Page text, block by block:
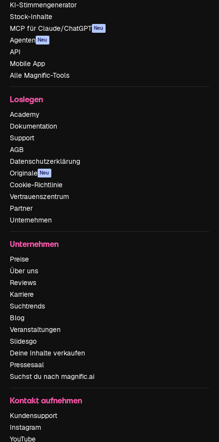
KI-Stimmengenerator
Stock-Inhalte
MCP für Claude/ChatGPT Neu
Agenten Neu
API
Mobile App
Alle Magnific-Tools
Loslegen
Academy
Dokumentation
Support
AGB
Datenschutzerklärung
Originale Neu
Cookie-Richtlinie
Vertrauenszentrum
Partner
Unternehmen
Unternehmen
Preise
Über uns
Reviews
Karriere
Suchtrends
Blog
Veranstaltungen
Slidesgo
Deine Inhalte verkaufen
Pressesaal
Suchst du nach magnific.ai
Kontakt aufnehmen
Kundensupport
Instagram
YouTube